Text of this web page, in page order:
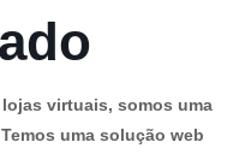
virtuais, somos uma
uma solução web